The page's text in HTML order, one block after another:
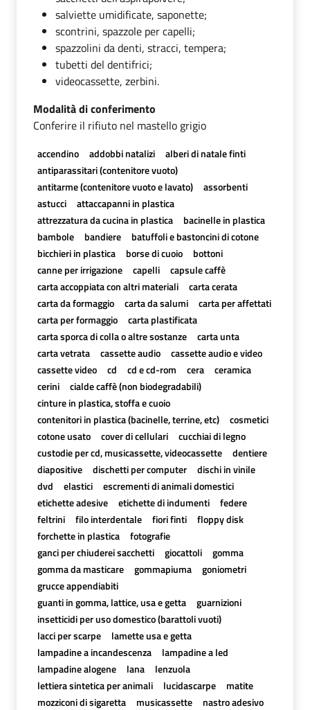
salviette umidificate, saponette;
scontrini, spazzole per capelli;
spazzolini da denti, stracci, tempera;
tubetti del dentifrici;
videocassette, zerbini.
Modalità di conferimento
Conferire il rifiuto nel mastello grigio
accendino addobbi natalizi
alberi di natale finti
antiparassitari (contenitore vuoto)
antitarme (contenitore vuoto e lavato)
assorbenti
astucci
attaccapanni in plastica
attrezzatura da cucina in plastica
bacinelle in plastica
bambole
bandiere
batuffoli e bastoncini di cotone
bicchieri in plastica
borse di cuoio
bottoni
canne per irrigazione
capelli
capsule caffè
carta accoppiata con altri materiali
carta cerata
carta da formaggio
carta da salumi
carta per affettati
carta per formaggio
carta plastificata
carta sporca di colla o altre sostanze
carta unta
carta vetrata
cassette audio
cassette audio e video
cassette video
cd cd e cd-rom cera
ceramica
cerini
cialde caffè (non biodegradabili)
cinture in plastica, stoffa e cuoio
contenitori in plastica (bacinelle, terrine, etc)
cosmetici
cotone usato
cover di cellulari
cucchiai di legno
custodie per cd, musicassette, videocassette
dentiere
diapositive
dischetti per computer
dischi in vinile
dvd
elastici
escrementi di animali domestici
etichette adesive
etichette di indumenti
federe
feltrini
filo interdentale fiori finti
floppy disk
forchette in plastica
fotografie
ganci per chiuderei sacchetti
giocattoli
gomma
gomma da masticare
gommapiuma
goniometri
grucce appendiabiti
guanti in gomma, lattice, usa e getta
guarnizioni
insetticidi per uso domestico (barattoli vuoti)
lacci per scarpe
lamette usa e getta
lampadine a incandescenza
lampadine a led
lampadine alogene
lana
lenzuola
lettiera sintetica per animali
lucidascarpe
matite
mozziconi di sigaretta
musicassette
nastro adesivo